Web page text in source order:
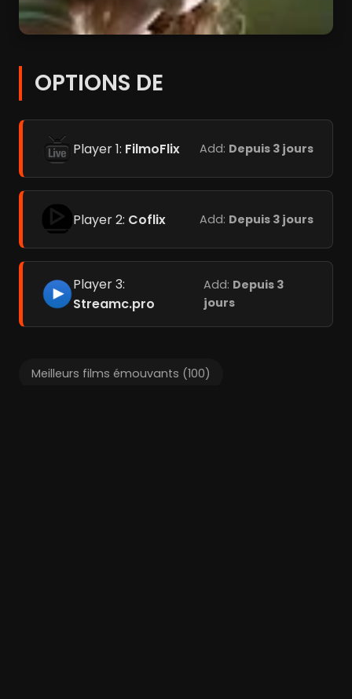
OPTIONS DE
Player 1: FilmoFlix Add: Depuis 3 jours
Player 2: Coflix Add: Depuis 3 jours
Player 3:
Streamc.pro
Add: Depuis 3
jours
Meilleurs films émouvants (100)